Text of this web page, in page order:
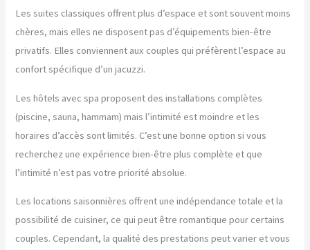
Les suites classiques offrent plus d’espace et sont souvent moins
chères, mais elles ne disposent pas d’équipements bien-être
privatifs. Elles conviennent aux couples qui préfèrent l’espace au
confort spécifique d’un jacuzzi.
Les hôtels avec spa proposent des installations complètes
(piscine, sauna, hammam) mais l’intimité est moindre et les
horaires d’accès sont limités. C’est une bonne option si vous
recherchez une expérience bien-être plus complète et que
l’intimité n’est pas votre priorité absolue.
Les locations saisonnières offrent une indépendance totale et la
possibilité de cuisiner, ce qui peut être romantique pour certains
couples. Cependant, la qualité des prestations peut varier et vous